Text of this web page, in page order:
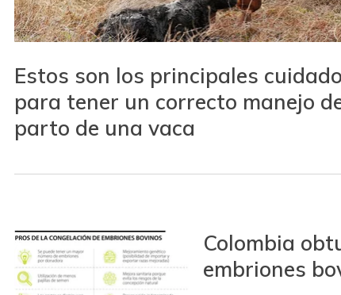
Estos son los principales
para tener un correcto manejo
parto de una vaca
Colombia
embriones